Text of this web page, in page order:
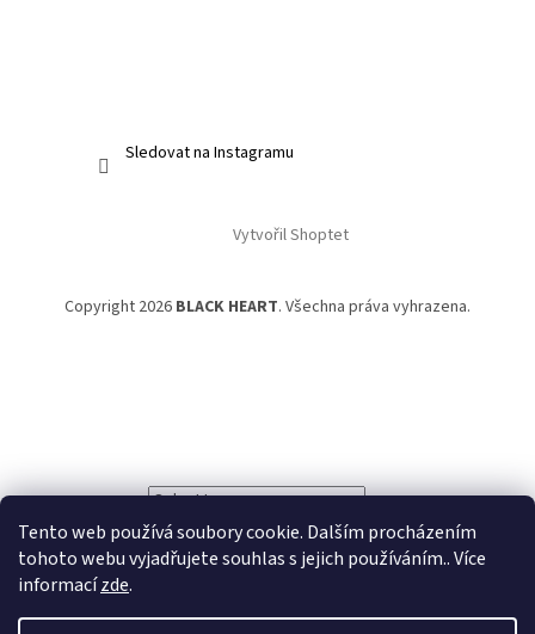
Tento web používá soubory cookie. Dalším procházením
tohoto webu vyjadřujete souhlas s jejich používáním.. Více
informacízde.
Sledovat na Instagramu
Vytvořil Shoptet
Copyright 2026 BLACK HEART. Všechna práva vyhrazena.
Powered by Translate